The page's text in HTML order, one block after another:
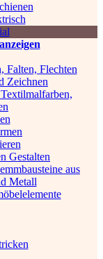
Falten, Flechten
Zeichnen
Gestalten
aus
Metall